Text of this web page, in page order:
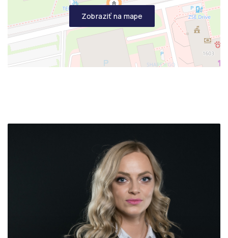
Zobraziť na mape